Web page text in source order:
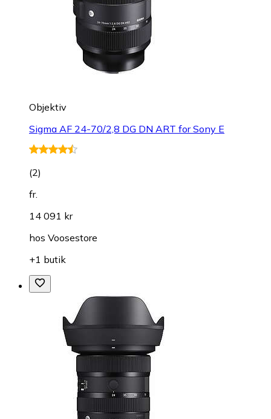
Objektiv
Sigma AF 24-70/2,8 DG DN ART for Sony E
(2)
fr.
14 091 kr
hos Voosestore
+1 butik